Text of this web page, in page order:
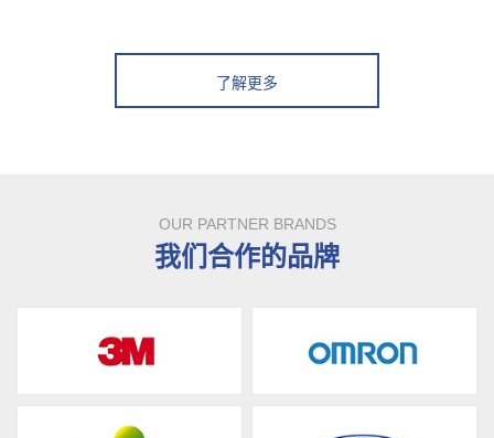
了解更多
OUR PARTNER BRANDS
我们合作的品牌